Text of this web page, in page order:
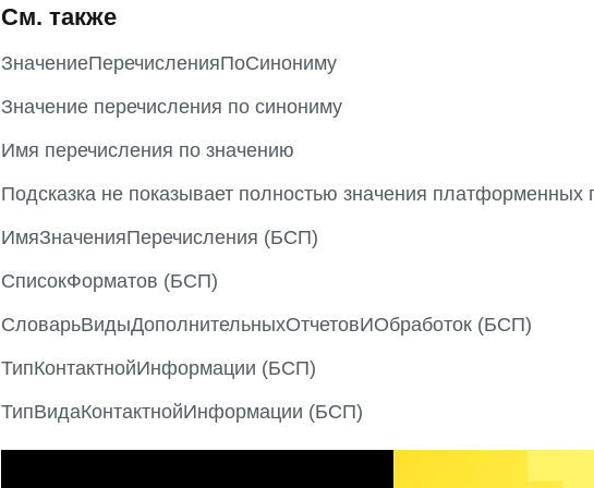
См. также
ЗначениеПеречисленияПоСинониму
Значение перечисления по синониму
Имя перечисления по значению
Подсказка не показывает полностью значения платформенных
ИмяЗначенияПеречисления (БСП)
СписокФорматов (БСП)
СловарьВидыДополнительныхОтчетовИОбработок (БСП)
ТипКонтактнойИнформации (БСП)
ТипВидаКонтактнойИнформации (БСП)